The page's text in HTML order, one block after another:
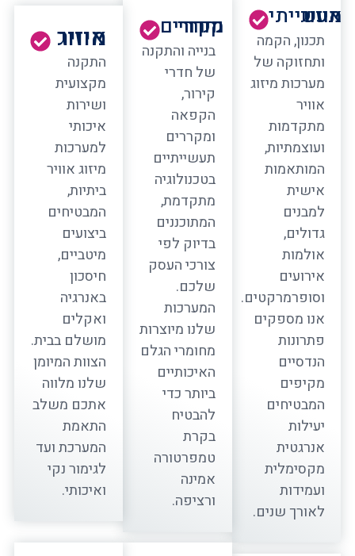
מיזוג אוויר תעשייתי
תכנון, הקמה
ותחזוקה של
מערכות מיזוג
אוויר
מתקדמות
ועוצמתיות,
המותאמות
אישית
למבנים
גדולים,
אולמות
אירועים
וסופרמרקטים.
אנו מספקים
פתרונות
הנדסיים
מקיפים
המבטיחים
יעילות
אנרגטית
מקסימלית
ועמידות
לאורך שנים.
מקררים וחדרי קירור
בנייה והתקנה
של חדרי
קירור,
הקפאה
ומקררים
תעשייתיים
בטכנולוגיה
מתקדמת,
המתוכננים
בדיוק לפי
צורכי העסק
שלכם.
המערכות
שלנו מיוצרות
מחומרי הגלם
האיכותיים
ביותר כדי
להבטיח
בקרת
טמפרטורה
אמינה
ורציפה.
מיזוג אוויר
התקנה
מקצועית
ושירות
איכותי
למערכות
מיזוג אוויר
ביתיות,
המבטיחים
ביצועים
מיטביים,
חיסכון
באנרגיה
ואקלים
מושלם בבית.
הצוות המיומן
שלנו מלווה
אתכם משלב
התאמת
המערכת ועד
לגימור נקי
ואיכותי.